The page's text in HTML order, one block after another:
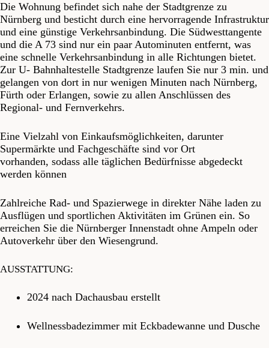
Die Wohnung befindet sich nahe der Stadtgrenze zu
Nürnberg und besticht durch eine hervorragende Infrastruktur
und eine günstige Verkehrsanbindung. Die Südwesttangente
und die A 73 sind nur ein paar Autominuten entfernt, was
eine schnelle Verkehrsanbindung in alle Richtungen bietet.
Zur U- Bahnhaltestelle Stadtgrenze laufen Sie nur 3 min. und
gelangen von dort in nur wenigen Minuten nach Nürnberg,
Fürth oder Erlangen, sowie zu allen Anschlüssen des
Regional- und Fernverkehrs.
Eine Vielzahl von Einkaufsmöglichkeiten, darunter
Supermärkte und Fachgeschäfte sind vor Ort
vorhanden, sodass alle täglichen Bedürfnisse abgedeckt
werden können
Zahlreiche Rad- und Spazierwege in direkter Nähe laden zu
Ausflügen und sportlichen Aktivitäten im Grünen ein. So
erreichen Sie die Nürnberger Innenstadt ohne Ampeln oder
Autoverkehr über den Wiesengrund.
AUSSTATTUNG:
2024 nach Dachausbau erstellt
Wellnessbadezimmer mit Eckbadewanne und Dusche